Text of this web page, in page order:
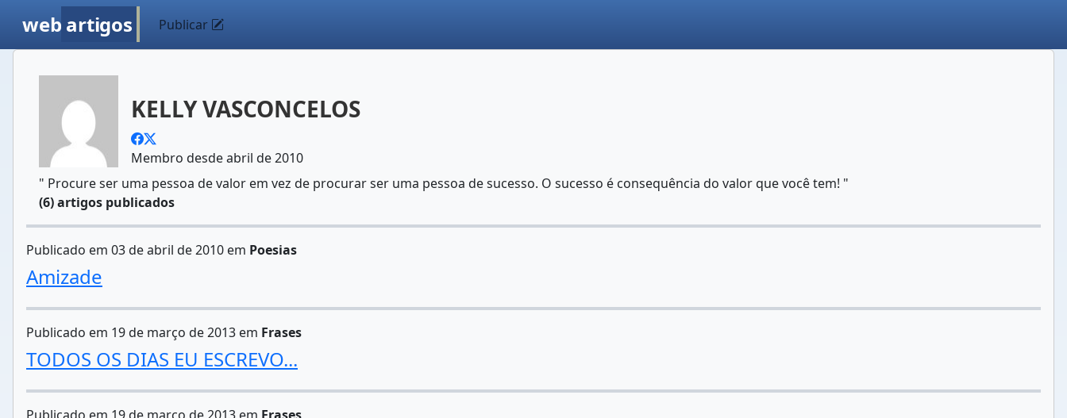
web artigos Publicar
KELLY VASCONCELOS
Membro desde abril de 2010
" Procure ser uma pessoa de valor em vez de procurar ser uma pessoa de sucesso. O sucesso é consequência do valor que você tem! "
(6) artigos publicados
Publicado em 03 de abril de 2010 em Poesias
Amizade
Publicado em 19 de março de 2013 em Frases
TODOS OS DIAS EU ESCREVO...